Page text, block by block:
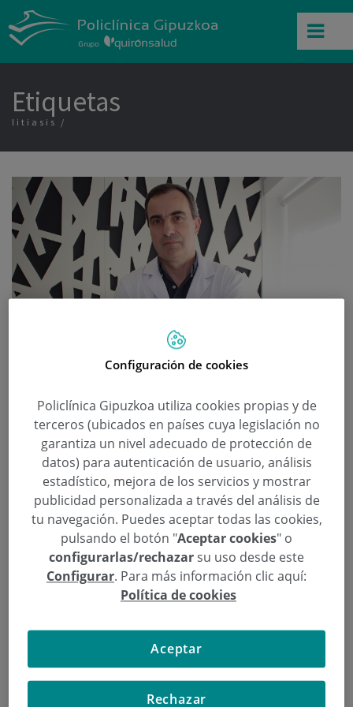
Etiquetas
litiasis
Policlínica Gipuzkoa incorpora la
última tecnología para el
tratamiento de piedras en el riñón
Categoría:Urología
27 de Marzo de 2017
cirugía endoscópica Gregorio Garmendia Olaizola litiasis piedras
La litiasis renal es una enfermedad caracterizada
por la aparición de cálculos en el aparato urinario
frecuente, tras las infecciones y la patología
Policlínica Gipuzkoa ha incorporado
nuevos dispositivos para tratar de forma más
eficiente las piedras en el riñón, destruyendo la
Configuración de cookies
Policlínica Gipuzkoa utiliza cookies propias y de
terceros (ubicados en países cuya legislación no
garantiza un nivel adecuado de protección de
datos) para autenticación de usuario, análisis
estadístico, mejora de los servicios y mostrar
publicidad personalizada a través del análisis de
tu navegación. Puedes aceptar todas las cookies,
pulsando el botón "Aceptar cookies" o
configurarlas/rechazarsu uso desde este
Configurar. Para más información clic aquí:
Política de cookies
Rechazar
Aceptar